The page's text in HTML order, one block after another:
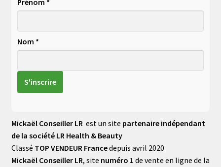
Prénom *
Nom *
Mickaël Conseiller LRest un site partenaire indépendant
de la société LR Health & Beauty
Classé TOP VENDEUR Francedepuis avril 2020
Mickaël Conseiller LR, site numéro 1 de vente en ligne de la